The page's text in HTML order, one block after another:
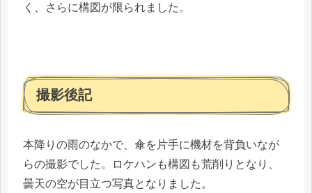
く、さらに構図が限られました。
撮影後記
本降りの雨のなかで、傘を片手に機材を背負いなが
らの撮影でした。ロケハンも構図も荒削りとなり、
曇天の空が目立つ写真となりました。